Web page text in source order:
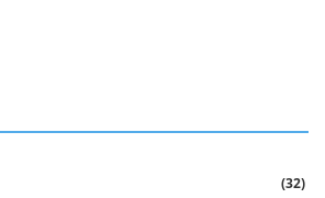
(32)